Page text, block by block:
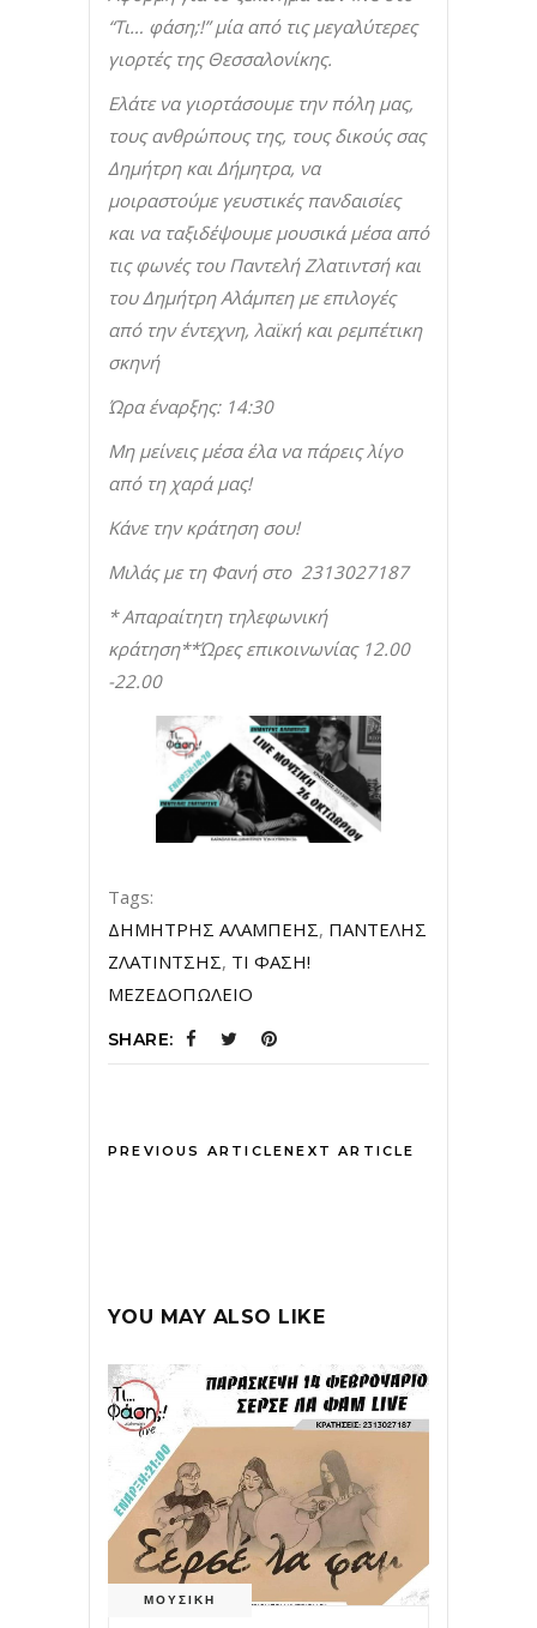
“Τι… φάση;!” μία από τις μεγαλύτερες
γιορτές της Θεσσαλονίκης.
Ελάτε να γιορτάσουμε την πόλη μας,
τους ανθρώπους της, τους δικούς σας
Δημήτρη και Δήμητρα, να
μοιραστούμε γευστικές πανδαισίες
και να ταξιδέψουμε μουσικά μέσα από
τις φωνές του Παντελή Ζλατιντσή και
του Δημήτρη Αλάμπεη με επιλογές
από την έντεχνη, λαϊκή και ρεμπέτικη
σκηνή
Ώρα έναρξης: 14:30
Μη μείνεις μέσα έλα να πάρεις λίγο
από τη χαρά μας!
Κάνε την κράτηση σου!
Μιλάς με τη Φανή στο 2313027187
* Απαραίτητη τηλεφωνική
κράτηση**Ώρες επικοινωνίας 12.00
-22.00
Tags:
ΔΗΜΗΤΡΗΣ ΑΛΑΜΠΕΗΣ, ΠΑΝΤΕΛΗΣ
ΖΛΑΤΙΝΤΣΗΣ, ΤΙ ΦΑΣΗ!
ΜΕΖΕΔΟΠΩΛΕΙΟ
SHARE:
PREVIOUS ARTICLENEXT ARTICLE
YOU MAY ALSO LIKE
ΜΟΥΣΙΚΗ